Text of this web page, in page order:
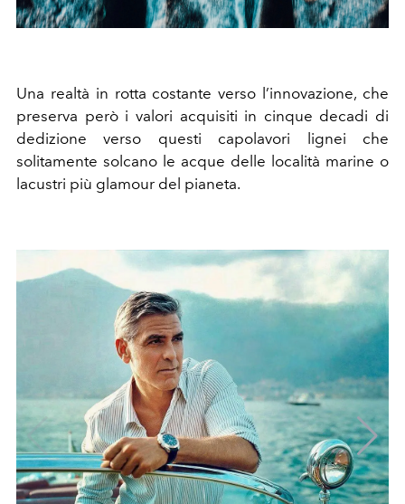
Una realtà in rotta costante verso l’innovazione, che
preserva però i valori acquisiti in cinque decadi di
dedizione verso questi capolavori lignei che
solitamente solcano le acque delle località marine o
lacustri più glamour del pianeta.